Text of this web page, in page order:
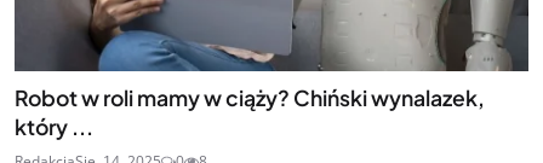
Robot w roli mamy w ciąży? Chiński wynalazek,
który ...